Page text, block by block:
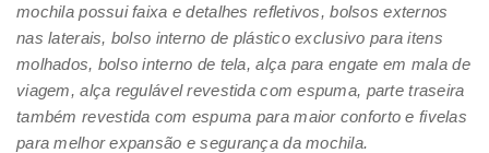
mochila possui faixa e detalhes refletivos, bolsos externos
nas laterais, bolso interno de plástico exclusivo para itens
molhados, bolso interno de tela, alça para engate em mala de
viagem, alça regulável revestida com espuma, parte traseira
também revestida com espuma para maior conforto e fivelas
para melhor expansão e segurança da mochila.